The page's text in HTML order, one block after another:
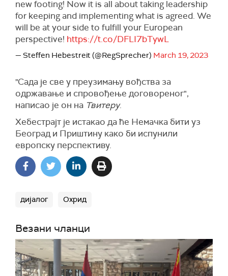
new footing! Now it is all about taking leadership
for keeping and implementing what is agreed. We
will be at your side to fulfill your European
perspective! https://t.co/DFLI7bTywL
— Steffen Hebestreit (@RegSprecher) March 19, 2023
"Сада је све у преузимању вођства за
одржавање и спровођење договореног",
написао је он на Твитеру.
Хебестрајт је истакао да ће Немачка бити уз
Београд и Приштину како би испунили
европску перспективу.
дијалог Охрид
Везани чланци